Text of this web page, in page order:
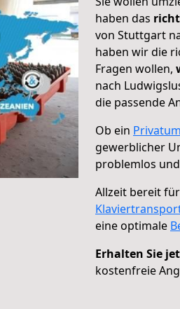
haben das
von Stuttgart
haben wir die
Fragen wollen,
nach
die passende
Ob ein
gewerblicher
problemlos
Allzeit bereit
eine optimale
Erhalten Sie
kostenfreie